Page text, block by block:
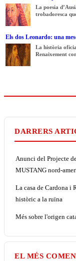
La poesia
trobadoresca
Els dos Leonardo: una
La història
Renaixement
DARRERS
Anunci del Projecte
MUSTANG nord-
La casa de Cardona i
històric a la ruïna
Més sobre l'origen
EL MÉS